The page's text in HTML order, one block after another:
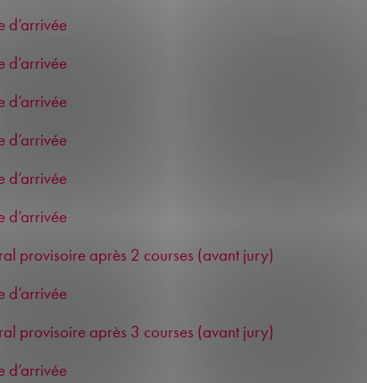
d’arrivée
d’arrivée
d’arrivée
d’arrivée
d’arrivée
d’arrivée
provisoire après 2 courses (avant jury)
d’arrivée
provisoire après 3 courses (avant jury)
d’arrivée